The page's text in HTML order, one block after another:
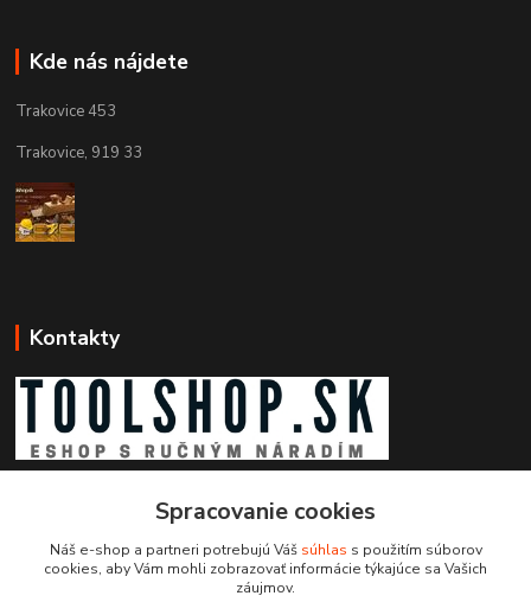
Kde nás nájdete
Trakovice 453
Trakovice, 919 33
Kontakty
+421 903 204 273
info@toolshop.sk
Spracovanie cookies
Náš e-shop a partneri potrebujú Váš súhlas s použitím súborov
cookies, aby Vám mohli zobrazovať informácie týkajúce sa Vašich
záujmov.